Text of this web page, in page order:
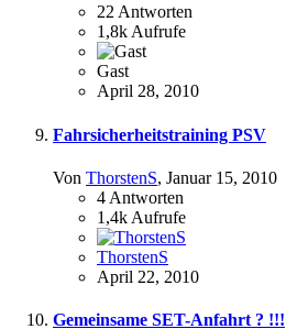
22Antworten
1,8kAufrufe
Gast
April 28, 2010
Fahrsicherheitstraining PSV
Von ThorstenS, Januar 15, 2010
4 Antworten
1,4k Aufrufe
ThorstenS
April 22, 2010
Gemeinsame SET-Anfahrt ? !!!